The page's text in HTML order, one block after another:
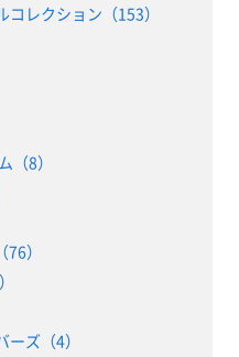
レクション（153）
（8）
）
ズ（4）